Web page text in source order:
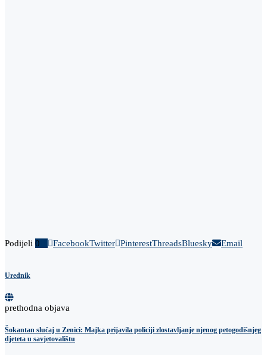
Podijeli 0 FacebookTwitter PinterestThreadsBluesky Email
Urednik
prethodna objava
Šokantan slučaj u Zenici: Majka prijavila policiji zlostavljanje njenog petogodišnjeg
djeteta u savjetovalištu